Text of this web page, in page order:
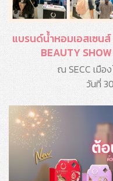
แบรนด์น้ำหอมเอสเซน
BEAUTY
ณ SECC เมือ
วันที่